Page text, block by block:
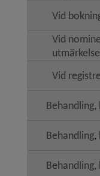
Vid
Vid
utmärkelse
Vid